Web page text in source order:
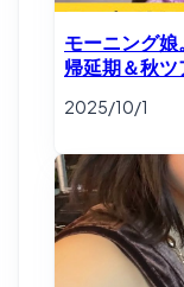
モーニング
帰延期＆秋
2025/10/1